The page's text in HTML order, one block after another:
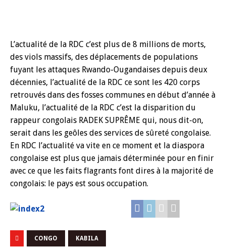
L’actualité de la RDC c’est plus de 8 millions de morts,
des viols massifs, des déplacements de populations
fuyant les attaques Rwando-Ougandaises depuis deux
décennies, l’actualité de la RDC ce sont les 420 corps
retrouvés dans des fosses communes en début d’année à
Maluku, l’actualité de la RDC c’est la disparition du
rappeur congolais RADEK SUPRÊME qui, nous dit-on,
serait dans les geôles des services de sûreté congolaise.
En RDC l’actualité va vite en ce moment et la diaspora
congolaise est plus que jamais déterminée pour en finir
avec ce que les faits flagrants font dires à la majorité de
congolais: le pays est sous occupation.
CONGO KABILA